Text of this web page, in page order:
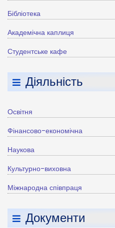
Бібліотека
Академічна каплиця
Студентське кафе
Діяльність
Освітня
Фінансово-економічна
Наукова
Культурно-виховна
Міжнародна співпраця
Документи